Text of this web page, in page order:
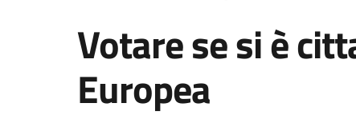
Votare se si è
Europea